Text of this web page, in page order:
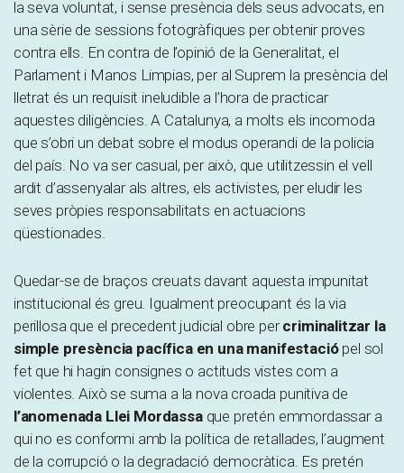
la seva voluntat, i sense presència dels seus advocats, en
una sèrie de sessions fotogràfiques per obtenir proves
contra ells. En contra de l’opinió de la Generalitat, el
Parlament i Manos Limpias, per al Suprem la presència del
lletrat és un requisit ineludible a l’hora de practicar
aquestes diligències. A Catalunya, a molts els incomoda
que s’obri un debat sobre el modus operandi de la policia
del país. No va ser casual, per això, que utilitzessin el vell
ardit d’assenyalar als altres, els activistes, per eludir les
seves pròpies responsabilitats en actuacions
qüestionades.
Quedar-se de braços creuats davant aquesta impunitat
institucional és greu. Igualment preocupant és la via
perillosa que el precedent judicial obre percriminalitzar la
simple presència pacífica en una manifestació pel sol
fet que hi hagin consignes o actituds vistes com a
violentes. Això se suma a la nova croada punitiva de
l’anomenada Llei Mordassaque pretén emmordassar a
qui no es conformi amb la política de retallades, l’augment
de la corrupció o la degradació democràtica. Es pretén